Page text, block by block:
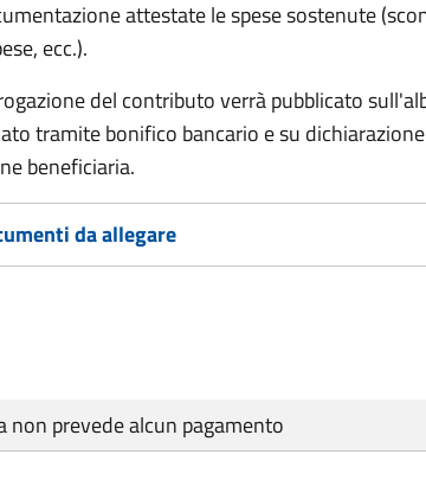
attestate le spese sostenute
ecc.).
del contributo verrà pubblicato
tramite bonifico bancario e su
beneficiaria.
da allegare
non prevede alcun pagamento